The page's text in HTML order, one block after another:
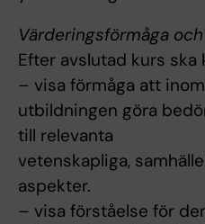
Värderingsförmåga
Efter avslutad kurs ska
– visa förmåga att
utbildningen göra
till relevanta
vetenskapliga,
aspekter.
– visa förståelse för